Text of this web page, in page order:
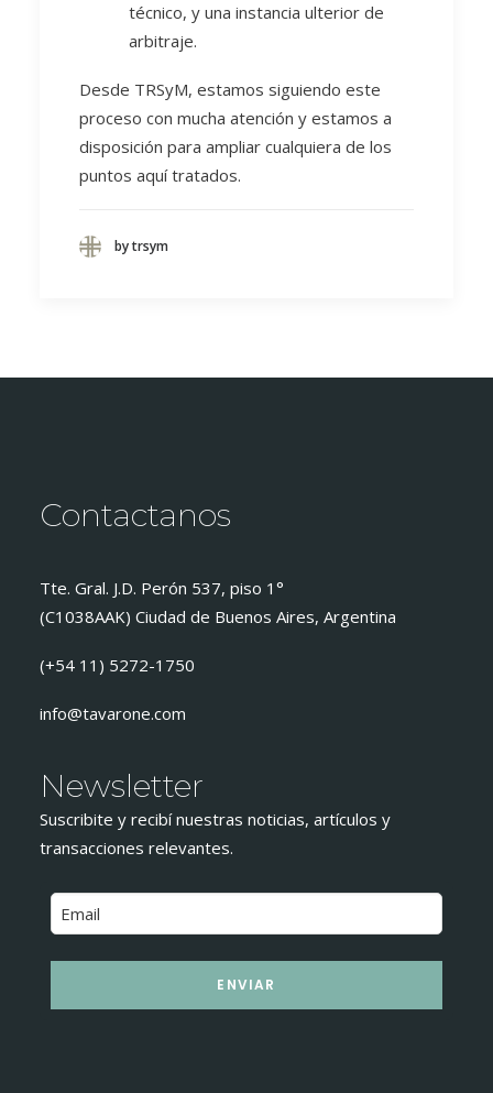
técnico, y una instancia ulterior de
arbitraje.
Desde TRSyM, estamos siguiendo este
proceso con mucha atención y estamos a
disposición para ampliar cualquiera de los
puntos aquí tratados.
by trsym
Contactanos
Tte. Gral. J.D. Perón 537, piso 1°
(C1038AAK) Ciudad de Buenos Aires, Argentina
(+54 11) 5272-1750
info@tavarone.com
Newsletter
Suscribite y recibí nuestras noticias, artículos y
transacciones relevantes.
ENVIAR